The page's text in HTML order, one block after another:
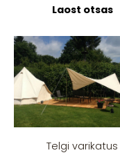
Laost otsas
Telgi varikatus